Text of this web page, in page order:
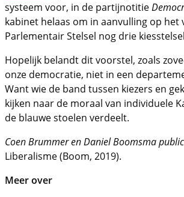
systeem voor, in de partijnotitie
kabinet helaas om in aanvulling op
Parlementair Stelsel nog drie
Hopelijk belandt dit voorstel, zoals
onze democratie, niet in een
Want wie de band tussen kiezers en
kijken naar de moraal van individuele
de blauwe stoelen verdeelt.
Coen Brummer en Daniel Boomsma
Liberalisme (Boom, 2019).
Meer over